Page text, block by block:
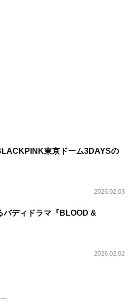
東京ドーム3DAYSの
2026.02.03
ディドラマ『BLOOD &
2026.02.02